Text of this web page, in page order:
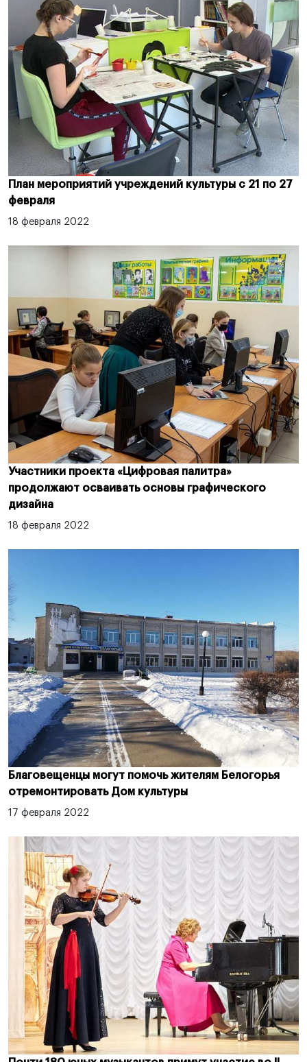
План мероприятий учреждений культуры с 21 по 27
февраля
18 февраля 2022
Участники проекта «Цифровая палитра»
продолжают осваивать основы графического
дизайна
18 февраля 2022
Благовещенцы могут помочь жителям Белогорья
отремонтировать Дом культуры
17 февраля 2022